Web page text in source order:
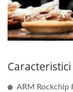
Caracteristici
ARM Rockchip